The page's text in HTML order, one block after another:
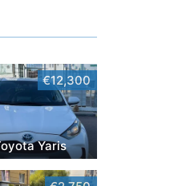
€12,300
Yaris